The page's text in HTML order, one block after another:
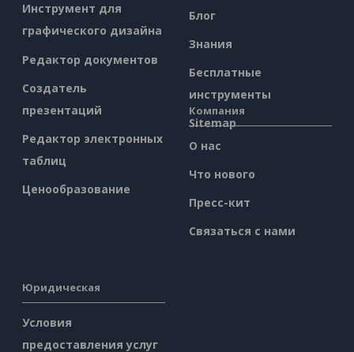
Инструмент для
графического дизайна
Редактор документов
Создатель
презентаций
Редактор электронных
таблиц
Ценообразование
Блог
Знания
Бесплатные
инструменты
Sitemap
Компания
О нас
Что нового
Пресс-кит
Связаться с нами
Юридическая
Условия
предоставления услуг